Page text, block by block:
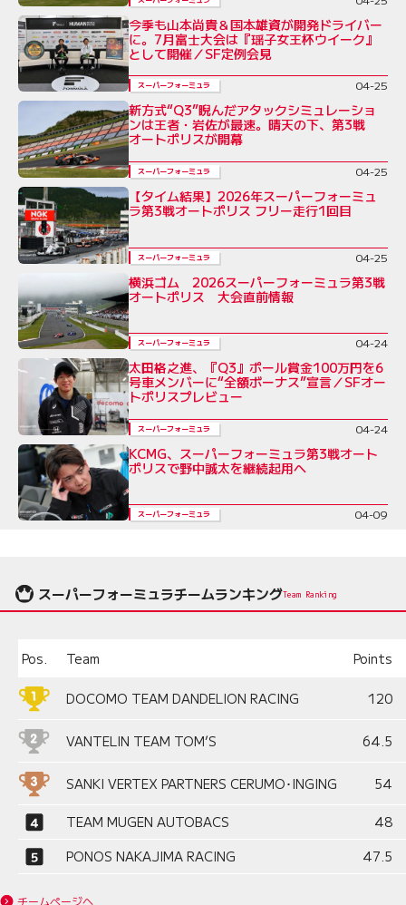
今季も山本尚貴＆国本雄資が開発ドライバー
に。7月富士大会は『瑶子女王杯ウイーク』
として開催／SF定例会見
スーパーフォーミュラ 04-25
新方式“Q3”睨んだアタックシミュレーショ
ンは王者・岩佐が最速。晴天の下、第3戦
オートポリスが開幕
スーパーフォーミュラ 04-25
【タイム結果】2026年スーパーフォーミュ
ラ第3戦オートポリス フリー走行1回目
スーパーフォーミュラ 04-25
横浜ゴム 2026スーパーフォーミュラ第3戦
オートポリス 大会直前情報
スーパーフォーミュラ 04-24
太田格之進、『Q3』ポール賞金100万円を6
号車メンバーに“全額ボーナス”宣言／SFオー
トポリスプレビュー
スーパーフォーミュラ 04-24
KCMG、スーパーフォーミュラ第3戦オート
ポリスで野中誠太を継続起用へ
スーパーフォーミュラ 04-09
スーパーフォーミュラチームランキングTeam Ranking
Pos. Team Points
DOCOMO TEAM DANDELION RACING 120
VANTELIN TEAM TOM’S 64.5
SANKI VERTEX PARTNERS CERUMO･INGING 54
TEAM MUGEN AUTOBACS
48
PONOS NAKAJIMA RACING
47.5
チームページへ